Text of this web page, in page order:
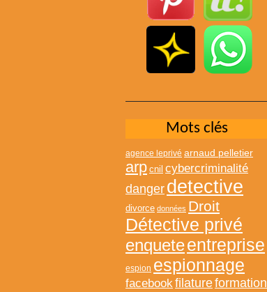
Mots clés
agence leprivé arnaud pelletier
arp cnil cybercriminalité
danger detective
divorce données Droit
Détective privé
enqueteentreprise
espion espionnage
facebookfilatureformation